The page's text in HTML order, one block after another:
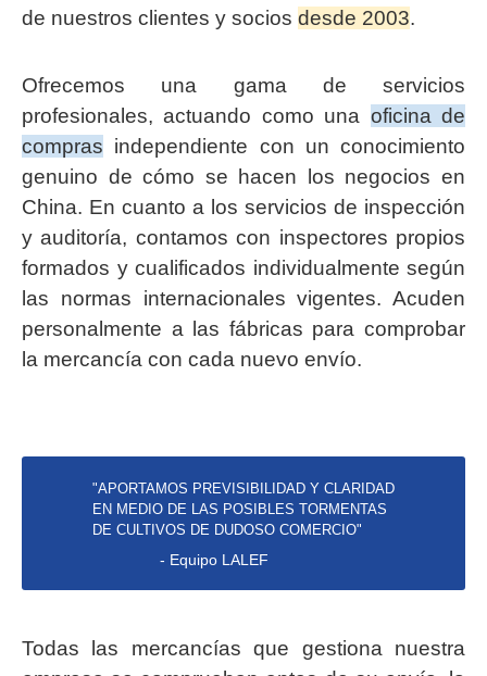
de nuestros clientes y socios desde 2003.
Ofrecemos una gama de servicios
profesionales, actuando como una oficina de
compras independiente con un conocimiento
genuino de cómo se hacen los negocios en
China. En cuanto a los servicios de inspección
y auditoría, contamos con inspectores propios
formados y cualificados individualmente según
las normas internacionales vigentes. Acuden
personalmente a las fábricas para comprobar
la mercancía con cada nuevo envío.
"APORTAMOS PREVISIBILIDAD Y CLARIDAD
EN MEDIO DE LAS POSIBLES TORMENTAS
DE CULTIVOS DE DUDOSO COMERCIO"
- Equipo LALEF
Todas las mercancías que gestiona nuestra